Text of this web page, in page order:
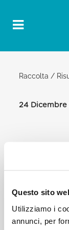
Questo sito
Utilizziamo i
annunci, per
Raccolta /
24 Dicembre
SANTA
BASILICA
[…]
mangiatoia,